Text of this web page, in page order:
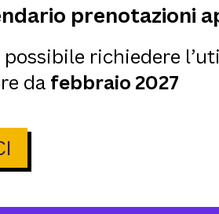
prenotazioni
possibile richiedere
da febbraio 2027